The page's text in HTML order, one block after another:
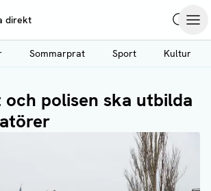
direkt
Sommarprat Sport Kultur
och polisen ska utbilda